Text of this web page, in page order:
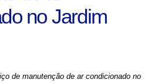
no Jardim
de manutenção de ar condicionado no